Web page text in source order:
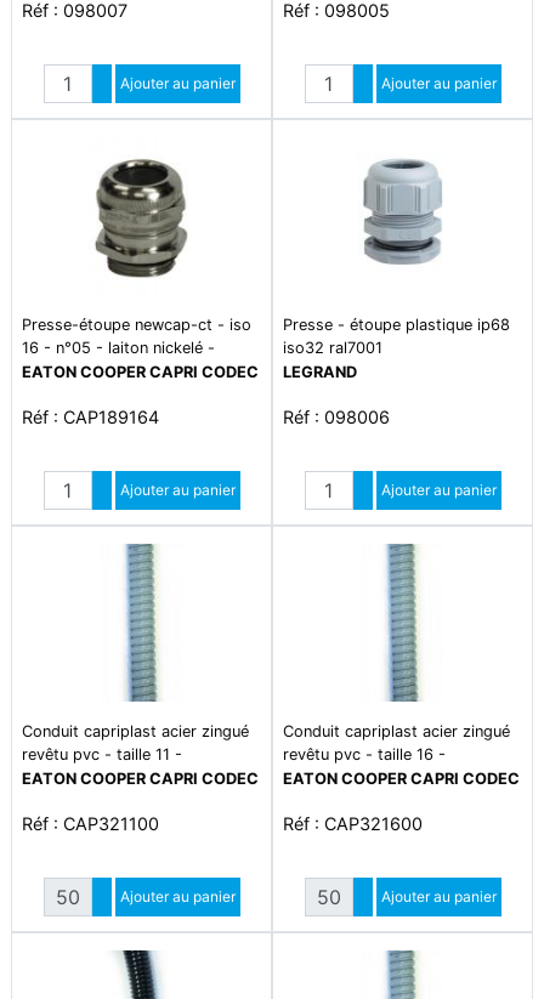
Réf : 098007
Quantité
Augmenter quantité
Diminuer quantité
Ajouter au panier
Réf : 098005
Quantité
Augmenter quantité
Diminuer quantité
Ajouter au panier
Presse-étoupe newcap-ct - iso
16 - n°05 - laiton nickelé -
ip66/68 - plage de température
EATON COOPER CAPRI CODEC
Réf : CAP189164
Quantité
Augmenter quantité
Diminuer quantité
Ajouter au panier
Presse - étoupe plastique ip68
iso32 ral7001
LEGRAND
Réf : 098006
Quantité
Augmenter quantité
Diminuer quantité
Ajouter au panier
Conduit capriplast acier zingué
revêtu pvc - taille 11 -
écrasement 1250 n - traction
-5°c à +60°c
EATON COOPER CAPRI CODEC
Réf : CAP321100
Quantité
Augmenter quantité
Diminuer quantité
Ajouter au panier
Conduit capriplast acier zingué
revêtu pvc - taille 16 -
écrasement 1250 n - traction
-5°c à +60°c
EATON COOPER CAPRI CODEC
Réf : CAP321600
Quantité
Augmenter quantité
Diminuer quantité
Ajouter au panier